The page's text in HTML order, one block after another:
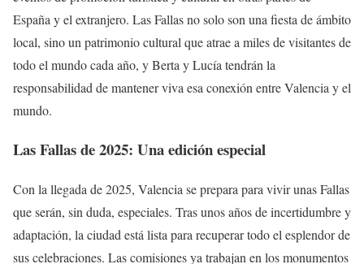
España y el extranjero. Las Fallas no solo son una fiesta de ámbito
local, sino un patrimonio cultural que atrae a miles de visitantes de
todo el mundo cada año, y Berta y Lucía tendrán la
responsabilidad de mantener viva esa conexión entre Valencia y el
mundo.
Las Fallas de 2025: Una edición especial
Con la llegada de 2025, Valencia se prepara para vivir unas Fallas
que serán, sin duda, especiales. Tras unos años de incertidumbre y
adaptación, la ciudad está lista para recuperar todo el esplendor de
sus celebraciones. Las comisiones ya trabajan en los monumentos